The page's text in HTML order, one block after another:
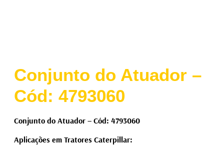
Conjunto do Atuador –
Cód: 4793060
Conjunto do Atuador – Cód: 4793060
Aplicações em Tratores Caterpillar: